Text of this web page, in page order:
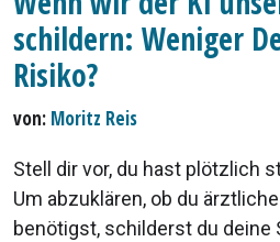
schildern: Weniger
Risiko?
von: Moritz Reis
Stell dir vor, du hast plötzlich
Um abzuklären, ob du
benötigst, schilderst du deine